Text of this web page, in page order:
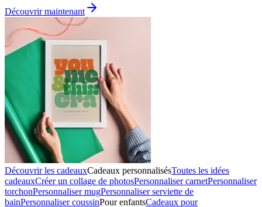
Découvrir maintenant
Découvrir les cadeauxCadeaux personnalisésToutes les idées
cadeauxCréer un collage de photosPersonnaliser carnetPersonnaliser
torchonPersonnaliser mugPersonnaliser serviette de
bainPersonnaliser coussinPour enfantsCadeaux pour